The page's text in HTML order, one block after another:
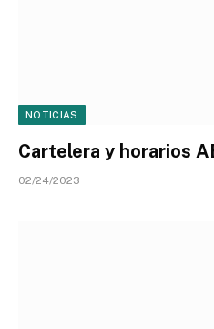
NOTICIAS
Cartelera y horarios
02/24/2023